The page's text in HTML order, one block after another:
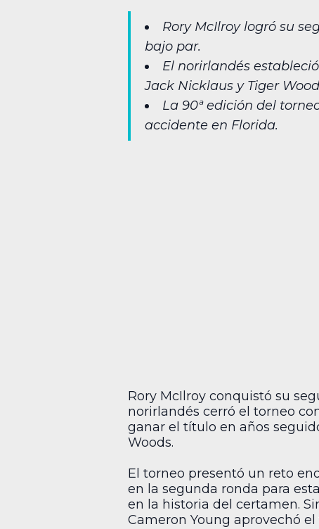
Rory McIlroy logró su
bajo par.
El norirlandés
Jack Nicklaus y Tiger
La 90ª edición del
accidente en Florida.
Rory McIlroy conquistó su
norirlandés cerró el torneo
ganar el título en años
Woods.
El torneo presentó un reto
en la segunda ronda para
en la historia del certamen.
Cameron Young aprovechó